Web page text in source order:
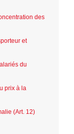
des
et
du
prix à la
(Art. 12)